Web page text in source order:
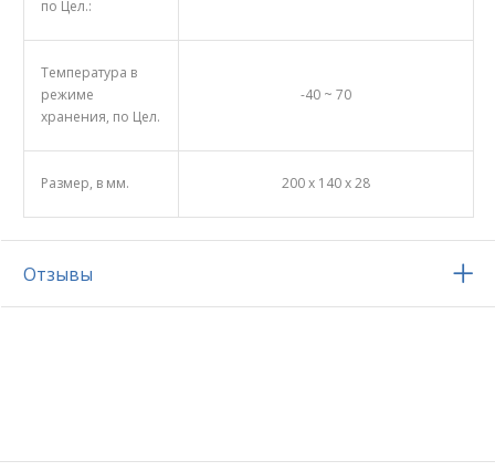
по Цел.:
Температура в
режиме
хранения, по Цел.
-40 ~ 70
Размер, в мм. 200 x 140 x 28
Отзывы